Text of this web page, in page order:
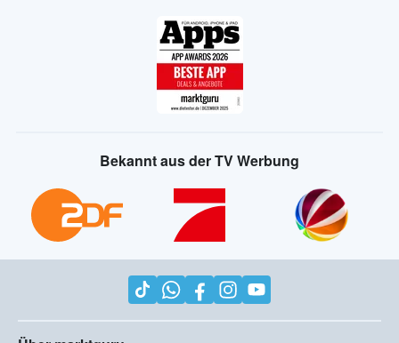
Bekannt aus der TV Werbung